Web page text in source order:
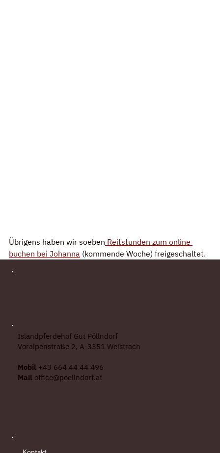
Übrigens haben wir soeben Reitstunden zum online
buchen bei Johanna (kommende Woche) freigeschaltet.
Islandpferdehof Gut Pöllndorf
Voralpenstraße 2, A-3351 Weistrach
Mobil +43 664 44 44 496
Mail office@poellndorf.at